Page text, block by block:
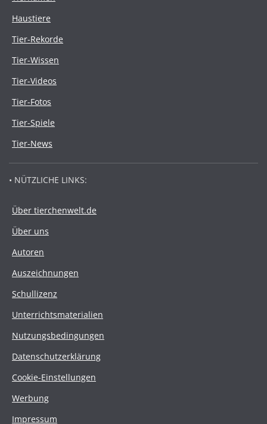
Haustiere
Tier-Rekorde
Tier-Wissen
Tier-Videos
Tier-Fotos
Tier-Spiele
Tier-News
• NÜTZLICHE LINKS:
Über tierchenwelt.de
Über uns
Autoren
Auszeichnungen
Schullizenz
Unterrichtsmaterialien
Nutzungsbedingungen
Datenschutzerklärung
Cookie-Einstellungen
Werbung
Impressum